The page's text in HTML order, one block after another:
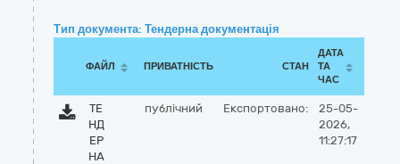
Тип документа: Тендерна документація
ФАЙЛ ПРИВАТНІСТЬ СТАН
ДАТА
ТА
ЧАС
ТЕ
НД
ЕР
НА
публічний Експортовано:
25-05-
2026,
11:27:17